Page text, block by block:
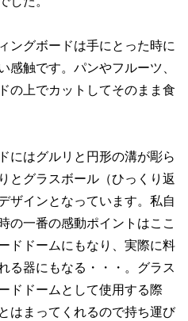
ングボードは手にとった時に
触です。パンやフルーツ、
の上でカットしてそのまま食
にはグルリと円形の溝が彫ら
とグラスボール（ひっくり返
ザインとなっています。私自
の一番の感動ポイントはここ
ドドームにもなり、実際に料
る器にもなる・・・。グラス
ドドームとして使用する際
はまってくれるので持ち運び